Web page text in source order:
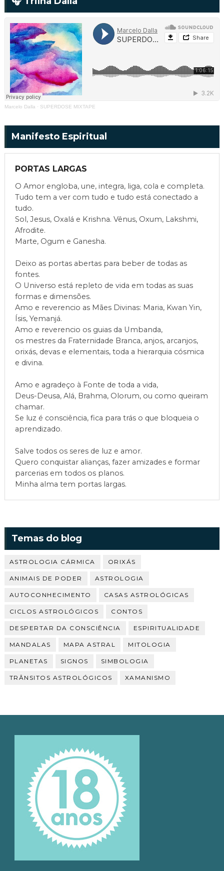
Marcelo Dalla · SUPERDOSE MIXTAPE
Manifesto Espiritual
PORTAS LARGAS
O Amor engloba, une, integra, liga, cola e completa.
Tudo tem a ver com tudo e tudo está conectado a
tudo.
Sol, Jesus, Oxalá e Krishna. Vênus, Oxum, Lakshmi,
Afrodite.
Marte, Ogum e Ganesha.
Deixo as portas abertas para beber de todas as
fontes.
O Universo está repleto de vida em todas as suas
formas e dimensões.
Amo e reverencio as Mães Divinas: Maria, Kwan Yin,
Ísis, Yemanjá.
Amo e reverencio os guias da Umbanda,
os mestres da Fraternidade Branca, anjos, arcanjos,
orixás, devas e elementais, toda a hierarquia cósmica
e divina.
Amo e agradeço à Fonte de toda a vida,
Deus-Deusa, Alá, Brahma, Olorum, ou como queiram
chamar.
Se luz é consciência, fica para trás o que bloqueia o
aprendizado.
Salve todos os seres de luz e amor.
Quero conquistar alianças, fazer amizades e formar
parcerias em todos os planos.
Minha alma tem portas largas.
Temas do blog
ASTROLOGIA CÁRMICA ORIXÁS
ANIMAIS DE PODER ASTROLOGIA
AUTOCONHECIMENTO CASAS ASTROLÓGICAS
CICLOS ASTROLÓGICOS CONTOS
DESPERTAR DA CONSCIÊNCIA ESPIRITUALIDADE
MANDALAS MAPA ASTRAL MITOLOGIA
PLANETAS SIGNOS SIMBOLOGIA
TRÂNSITOS ASTROLÓGICOS XAMANISMO